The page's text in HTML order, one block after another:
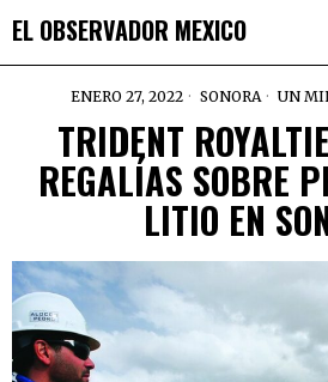
EL OBSERVADOR MEXICO
ENERO 27, 2022 SONORA UN
TRIDENT
REGALÍAS SOBRE
LITIO EN